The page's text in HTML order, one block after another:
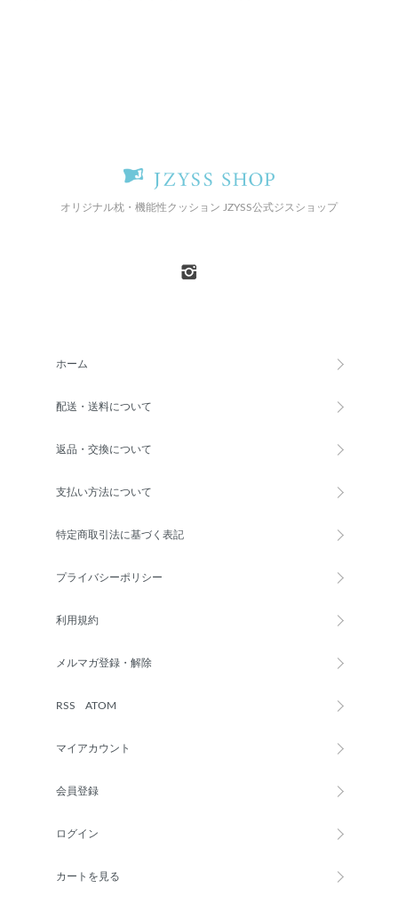
オリジナル枕・機能性クッション JZYSS公式ジスショップ
ホーム
配送・送料について
返品・交換について
支払い方法について
特定商取引法に基づく表記
プライバシーポリシー
利用規約
メルマガ登録・解除
RSS ATOM
マイアカウント
会員登録
ログイン
カートを見る